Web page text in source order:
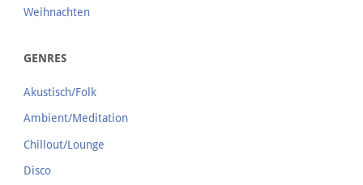
Weihnachten
GENRES
Akustisch/Folk
Ambient/Meditation
Chillout/Lounge
Disco